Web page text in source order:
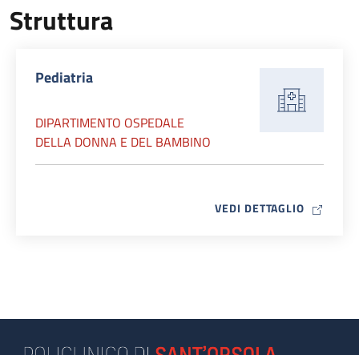
Struttura
Pediatria
DIPARTIMENTO OSPEDALE
DELLA DONNA E DEL BAMBINO
VEDI DETTAGLIO MAP ICON